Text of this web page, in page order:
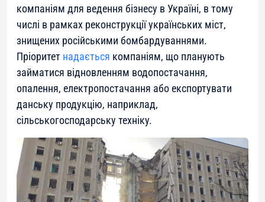
компаніям для ведення бізнесу в Україні, в тому
числі в рамках реконструкції українських міст,
знищених російськими бомбардуваннями.
Пріоритет надається компаніям, що планують
займатися відновленням водопостачання,
опалення, електропостачання або експортувати
данську продукцію, наприклад,
сільськогосподарську техніку.